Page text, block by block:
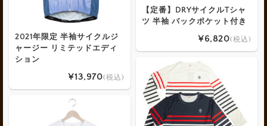
【定番】DRYサイクルTシャ
ツ 半袖 バックポケット付き
¥6,820(税込)
2021年限定 半袖サイクルジ
ャージー リミテッドエディ
ション
¥13,970(税込)